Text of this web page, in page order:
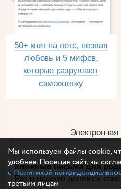
Книжные письма для
Раз в неделю делимся
50+ книг на лето, первая
любовь и 5 мифов,
которые разрушают
самооценку
Электронная
Например,
Без спама
Мы используем файлы cookie,
удобнее. Посещая сайт, вы
с Политикой
третьим лицам